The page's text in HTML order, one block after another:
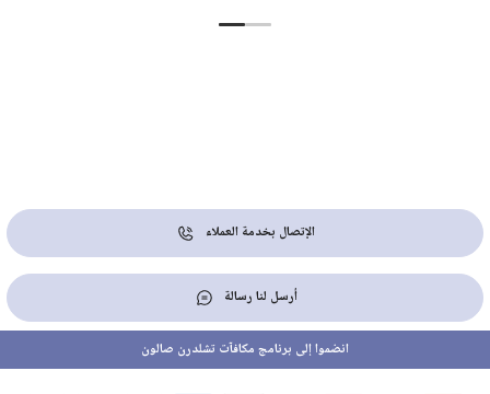
الإتصال بخدمة العملاء
أرسل لنا رسالة
انضموا إلى برنامج مكافآت تشلدرن صالون